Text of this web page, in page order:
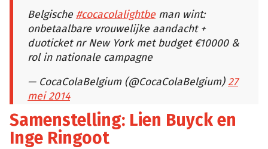
Belgische #cocacolalightbeman wint:
onbetaalbare vrouwelijke aandacht +
duoticket nr New York met budget €10000 &
rol in nationale campagne
— CocaColaBelgium (@CocaColaBelgium)27
mei 2014
Samenstelling: Lien Buyck en
Inge Ringoot